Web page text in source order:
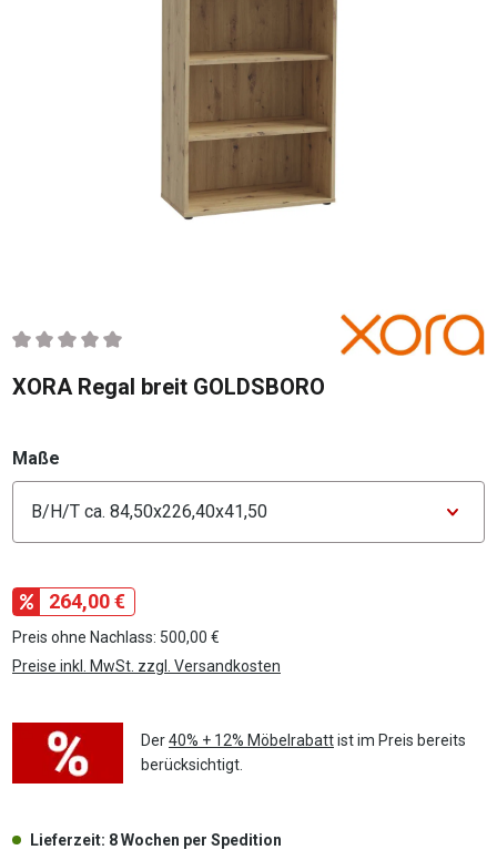
Durchschnittliche Bewertung von 0 von 5 Sternen
XORA Regal breit GOLDSBORO
Maße
264,00 €
Preis ohne Nachlass: 500,00 €
Preise inkl. MwSt. zzgl. Versandkosten
Der40% + 12% Möbelrabattist im Preis bereits
berücksichtigt.
Lieferzeit: 8 Wochen per Spedition